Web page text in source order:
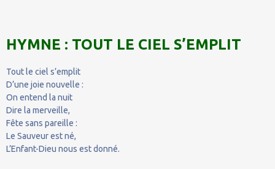
HYMNE : TOUT LE CIEL S’EMPLIT
Tout le ciel s’emplit
D’une joie nouvelle :
On entend la nuit
Dire la merveille,
Fête sans pareille :
Le Sauveur est né,
L’Enfant-Dieu nous est donné.